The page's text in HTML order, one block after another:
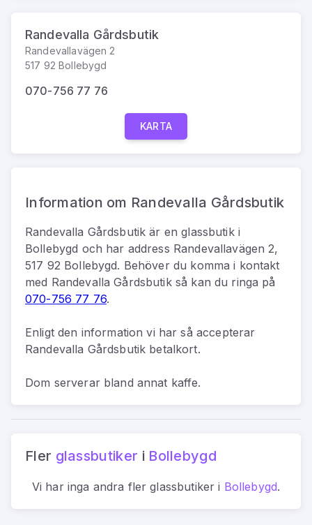
Randevalla Gårdsbutik
Randevallavägen 2
517 92 Bollebygd
070-756 77 76
KARTA
Information om Randevalla Gårdsbutik
Randevalla Gårdsbutik är en glassbutiki
Bollebygd och har address Randevallavägen 2,
517 92 Bollebygd. Behöver du komma i kontakt
med Randevalla Gårdsbutikså kan du ringa på
070-756 77 76.
Enligt den information vi har så accepterar
Randevalla Gårdsbutik betalkort.
Dom serverar bland annat kaffe.
Fler glassbutiker i Bollebygd
Vi har inga andra flerglassbutiker i Bollebygd.